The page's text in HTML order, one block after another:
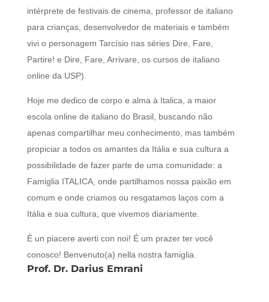
intérprete de festivais de cinema, professor de italiano
para crianças, desenvolvedor de materiais e também
vivi o personagem Tarcísio nas séries Dire, Fare,
Partire! e Dire, Fare, Arrivare, os cursos de italiano
online da USP).
​Hoje me dedico de corpo e alma à Italica, a maior
escola online de italiano do Brasil, buscando não
apenas compartilhar meu conhecimento, mas também
propiciar a todos os amantes da Itália e sua cultura a
possibilidade de fazer parte de uma comunidade: a
Famiglia ITALICA, onde partilhamos nossa paixão em
comum e onde criamos ou resgatamos laços com a
Itália e sua cultura, que vivemos diariamente.
È un piacere averti con noi! É um prazer ter você
conosco! Benvenuto(a) nella nostra famiglia.
Prof. Dr. Darius Emrani